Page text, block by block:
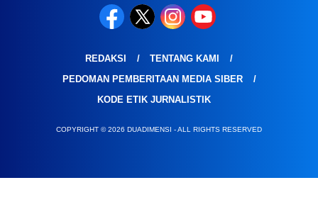
REDAKSI
TENTANG KAMI
PEDOMAN PEMBERITAAN MEDIA SIBER
KODE ETIK JURNALISTIK
COPYRIGHT © 2026 DUADIMENSI - ALL RIGHTS RESERVED